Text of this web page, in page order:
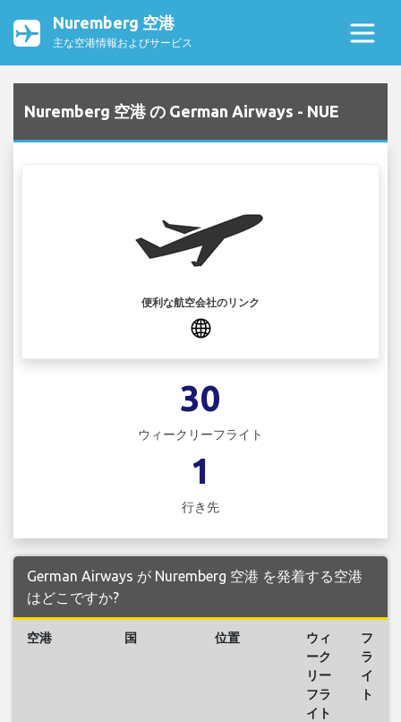
Nuremberg 空港
主な空港情報およびサービス
Nuremberg 空港 の German Airways - NUE
便利な航空会社のリンク
30
ウィークリーフライト
1
行き先
German Airways が Nuremberg 空港 を発着する空港
はどこですか?
空港 国 位置
ウィ
ーク
リー
フラ
イト
フ
ラ
イ
ト